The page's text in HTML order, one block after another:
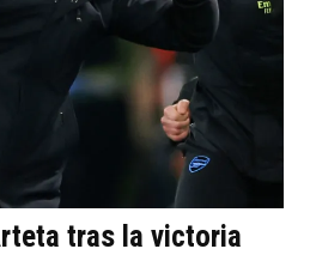
tras la victoria